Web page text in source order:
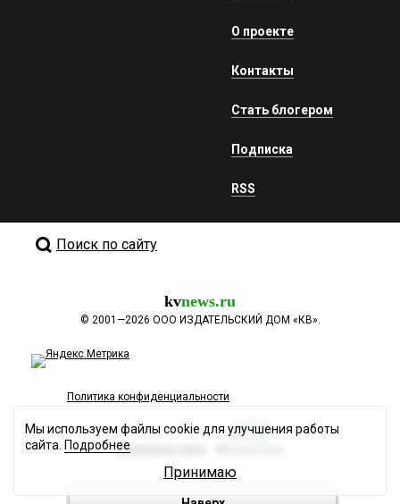
О проекте
Контакты
Стать блогером
Подписка
RSS
Поиск по сайту
kvnews.ru
© 2001—2026 ООО ИЗДАТЕЛЬСКИЙ ДОМ «КВ».
Политика конфиденциальности
Разработка сайта
Мы используем файлы cookie для улучшения работы
сайта. Подробнее
Принимаю